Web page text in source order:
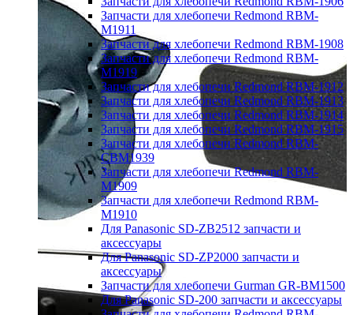
Запчасти для хлебопечи Redmond RBM-
M1911
Запчасти для хлебопечи Redmond RBM-1908
Запчасти для хлебопечи Redmond RBM-
M1919
Запчасти для хлебопечи Redmond RBM-1912
Запчасти для хлебопечи Redmond RBM-1913
Запчасти для хлебопечи Redmond RBM-1914
Запчасти для хлебопечи Redmond RBM-1915
Запчасти для хлебопечи Redmond RBM-
CBM1939
Запчасти для хлебопечи Redmond RBM-
M1909
Запчасти для хлебопечи Redmond RBM-
M1910
Для Panasonic SD-ZB2512 запчасти и
аксессуары
Для Panasonic SD-ZP2000 запчасти и
аксессуары
Запчасти для хлебопечи Gurman GR-BM1500
Для Panasonic SD-200 запчасти и аксессуары